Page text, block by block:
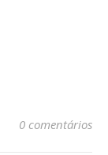
0 comentários